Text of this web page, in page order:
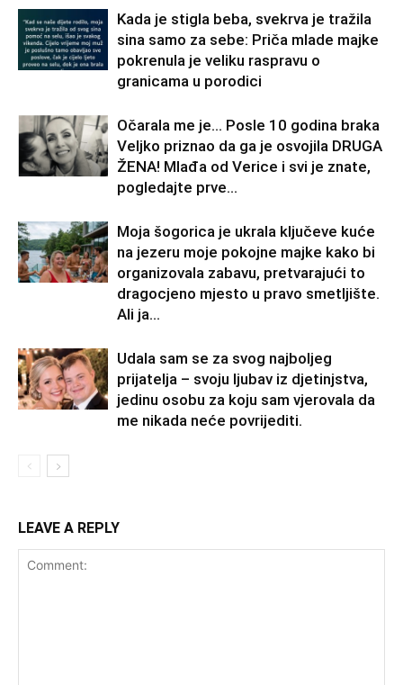
Kada je stigla beba, svekrva je tražila
sina samo za sebe: Priča mlade majke
pokrenula je veliku raspravu o
granicama u porodici
Očarala me je… Posle 10 godina braka
Veljko priznao da ga je osvojila DRUGA
ŽENA! Mlađa od Verice i svi je znate,
pogledajte prve...
Moja šogorica je ukrala ključeve kuće
na jezeru moje pokojne majke kako bi
organizovala zabavu, pretvarajući to
dragocjeno mjesto u pravo smetljište.
Ali ja...
Udala sam se za svog najboljeg
prijatelja – svoju ljubav iz djetinjstva,
jedinu osobu za koju sam vjerovala da
me nikada neće povrijediti.
LEAVE A REPLY